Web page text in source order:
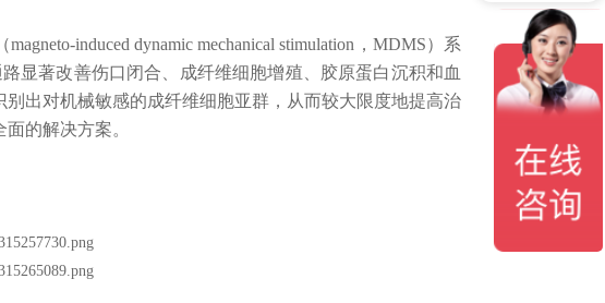
induced dynamic mechanical stimulation，MDMS）系
显著改善伤口闭合、成纤维细胞增殖、胶原蛋白沉积和血
出对机械敏感的成纤维细胞亚群，从而较大限度地提高治
的解决方案。